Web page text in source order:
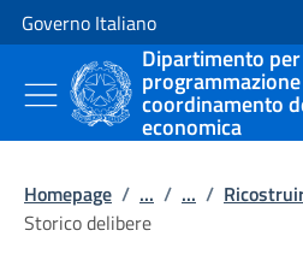
Vai al contenuto
Vai alla navigazione del sito
Governo Italiano
Dipartimento
coordinamento
economica
Homepage / ... / ... /
Storico delibere